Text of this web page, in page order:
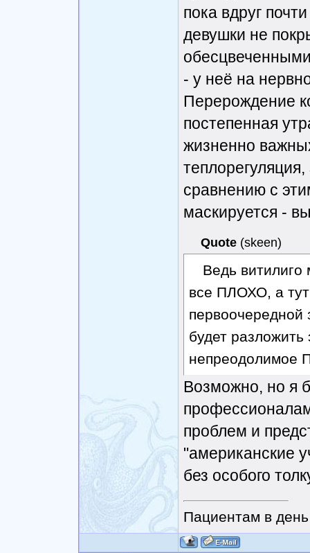
пока вдруг
девушки не
- у неё на
Перерождение
постепенная
жизненно
сравнению с
маскируется -
Quote (skeen)
Ведь витилиго
все ПЛОХО, а
первоочередной
будет
непреодолимое
Возможно, но я
проблем и
"американские
без особого
Пациентам в